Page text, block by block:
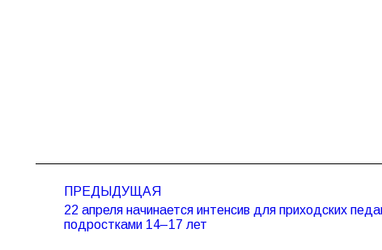
записям
ПРЕДЫДУЩАЯ
Предыдущая
запись:
22 апреля начинается интенсив для приходских
подростками 14–17 лет